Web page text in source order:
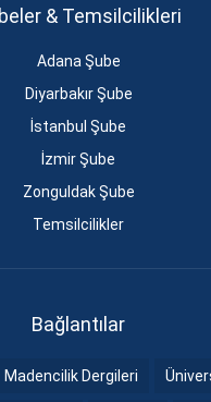
& Temsilcilikleri
Adana Şube
Diyarbakır Şube
İstanbul Şube
İzmir Şube
Zonguldak Şube
Temsilcilikler
Bağlantılar
Madencilik Dergileri